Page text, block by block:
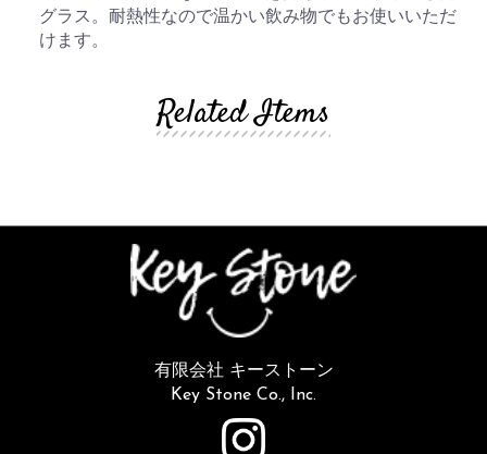
グラス。耐熱性なので温かい飲み物でもお使いいただ
けます。
Related Items
有限会社 キーストーン
Key Stone Co., Inc.